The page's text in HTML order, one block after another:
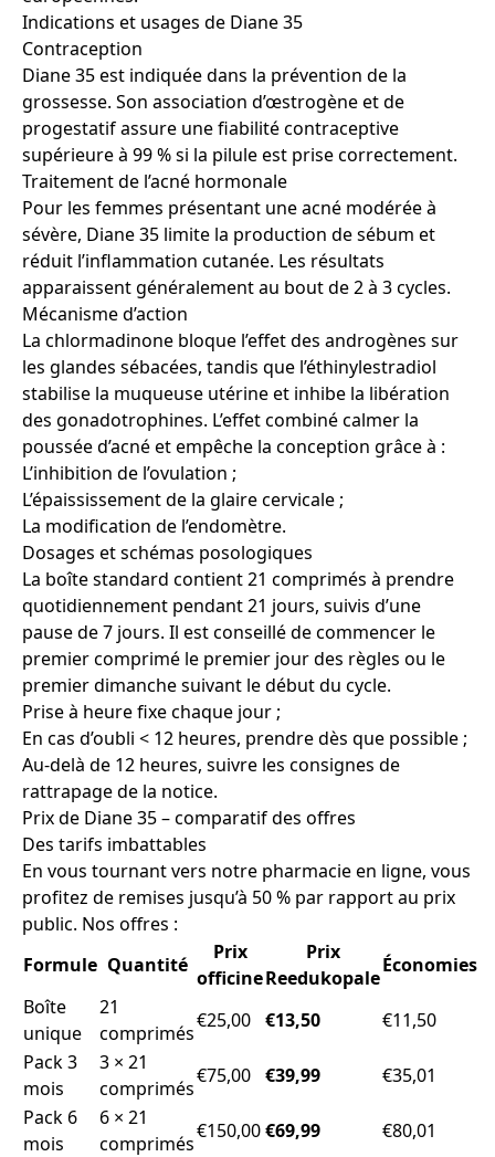
Indications et usages de Diane 35
Contraception
Diane 35 est indiquée dans la prévention de la
grossesse. Son association d’œstrogène et de
progestatif assure une fiabilité contraceptive
supérieure à 99 % si la pilule est prise correctement.
Traitement de l’acné hormonale
Pour les femmes présentant une acné modérée à
sévère, Diane 35 limite la production de sébum et
réduit l’inflammation cutanée. Les résultats
apparaissent généralement au bout de 2 à 3 cycles.
Mécanisme d’action
La chlormadinone bloque l’effet des androgènes sur
les glandes sébacées, tandis que l’éthinylestradiol
stabilise la muqueuse utérine et inhibe la libération
des gonadotrophines. L’effet combiné calmer la
poussée d’acné et empêche la conception grâce à :
L’inhibition de l’ovulation ;
L’épaississement de la glaire cervicale ;
La modification de l’endomètre.
Dosages et schémas posologiques
La boîte standard contient 21 comprimés à prendre
quotidiennement pendant 21 jours, suivis d’une
pause de 7 jours. Il est conseillé de commencer le
premier comprimé le premier jour des règles ou le
premier dimanche suivant le début du cycle.
Prise à heure fixe chaque jour ;
En cas d’oubli < 12 heures, prendre dès que possible ;
Au-delà de 12 heures, suivre les consignes de
rattrapage de la notice.
Prix de Diane 35 – comparatif des offres
Des tarifs imbattables
En vous tournant vers notre pharmacie en ligne, vous
profitez de remises jusqu’à 50 % par rapport au prix
public. Nos offres :
Formule Quantité
Prix
officine
Prix
Reedukopale
Économies
Boîte
unique
21
comprimés
€25,00 €13,50
€11,50
Pack 3
mois
3 × 21
comprimés
€75,00 €39,99
€35,01
Pack 6
mois
6 × 21
comprimés
€150,00€69,99
€80,01